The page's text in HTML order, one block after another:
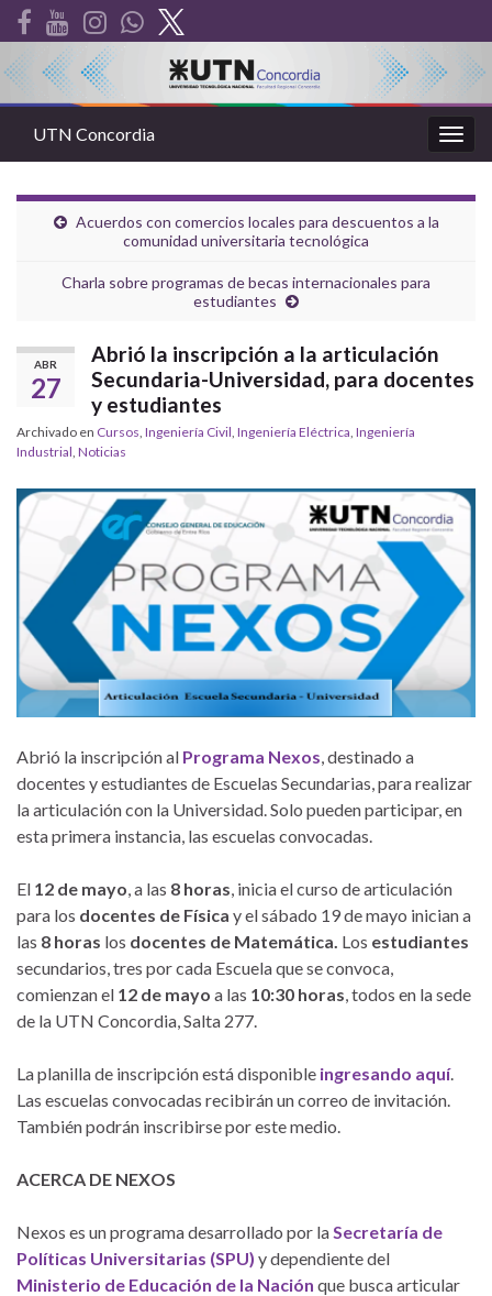
la
UTN Concordia
Acuerdos con comercios locales para descuentos a la
comunidad universitaria tecnológica
Charla sobre programas de becas internacionales para
estudiantes
ABR
27
Abrió la inscripción a la articulación
Secundaria-Universidad, para docentes
y estudiantes
Archivado en Cursos Ingeniería Civil Ingeniería Eléctrica Ingeniería
Industrial Noticias
Abrió la inscripción al Programa Nexos , destinado a
docentes y estudiantes de Escuelas Secundarias, para realizar
la articulación con la Universidad. Solo pueden participar, en
esta primera instancia, las escuelas convocadas.
El 12 de mayo , a las 8 horas , inicia el curso de articulación
para los docentes de Física y el sábado 19 de mayo inician a
las 8 horas los docentes de Matemática. Los estudiantes
secundarios, tres por cada Escuela que se convoca,
comienzan el 12 de mayo a las 10:30 horas , todos en la sede
de la UTN Concordia, Salta 277.
La planilla de inscripción está disponible ingresando aquí.
Las escuelas convocadas recibirán un correo de invitación.
También podrán inscribirse por este medio.
ACERCA DE NEXOS
Nexos es un programa desarrollado por la Secretaría de
Políticas Universitarias (SPU) y dependiente del
Ministerio de Educación de la Nación que busca articular